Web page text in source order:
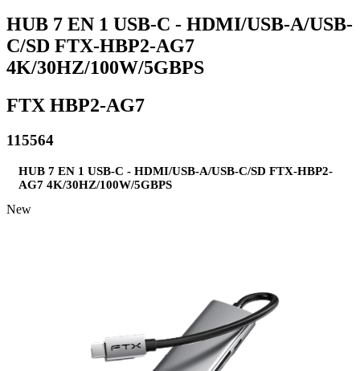
HUB 7 EN 1 USB-C - HDMI/USB-A/USB-
C/SD FTX-HBP2-AG7
4K/30HZ/100W/5GBPS
FTX HBP2-AG7
115564
HUB 7 EN 1 USB-C - HDMI/USB-A/USB-C/SD FTX-HBP2-
AG7 4K/30HZ/100W/5GBPS
New